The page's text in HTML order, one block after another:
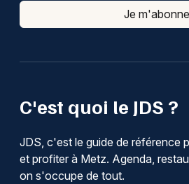
C'est quoi le JDS ?
JDS, c'est le guide de référence
et profiter à Metz. Agenda,
on s'occupe de tout.
Je m'abonne